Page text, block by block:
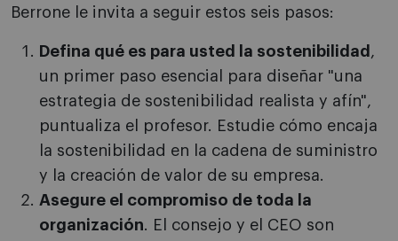
Berrone le invita a seguir estos seis pasos:
Defina qué es para usted la sostenibilidad ,
un primer paso esencial para diseñar "una
estrategia de sostenibilidad realista y afín",
puntualiza el profesor. Estudie cómo encaja
la sostenibilidad en la cadena de suministro
y la creación de valor de su empresa.
Asegure el compromiso de toda la
organización. El consejo y el CEO son